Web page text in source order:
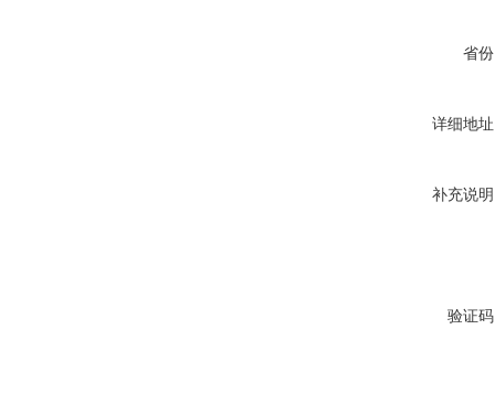
省
详细地
补充说
验证